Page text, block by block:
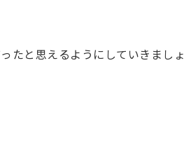
たと思えるようにしていきましょ